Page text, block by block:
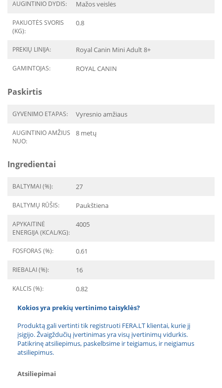
AUGINTINIO DYDIS: Mažos veislės
PAKUOTĖS SVORIS
(KG):
0.8
PREKIŲ LINIJA: Royal Canin Mini Adult 8+
GAMINTOJAS: ROYAL CANIN
Paskirtis
GYVENIMO ETAPAS: Vyresnio amžiaus
AUGINTINIO AMŽIUS
NUO:
8 metų
Ingredientai
BALTYMAI (%): 27
BALTYMŲ RŪŠIS: Paukštiena
APYKAITINĖ
ENERGIJA (KCAL/KG):
4005
FOSFORAS (%): 0.61
RIEBALAI (%): 16
KALCIS (%): 0.82
Kokios yra prekių vertinimo taisyklės?
Produktą gali vertinti tik registruoti FERA.LT klientai, kurie jį
įsigijo. Žvaigždučių įvertinimas yra visų įvertinimų vidurkis.
Patikrinę atsiliepimus, paskelbsime ir teigiamus, ir neigiamus
atsiliepimus.
Atsiliepimai